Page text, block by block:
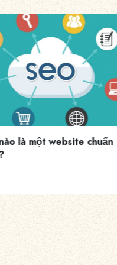
tỷ suất người xem